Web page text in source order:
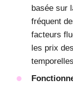
basée sur
fréquent
facteurs
les prix